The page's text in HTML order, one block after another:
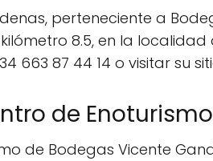
perteneciente a
8.5, en la
663 87 44 14 o visitar su
de
de Bodegas Vicente